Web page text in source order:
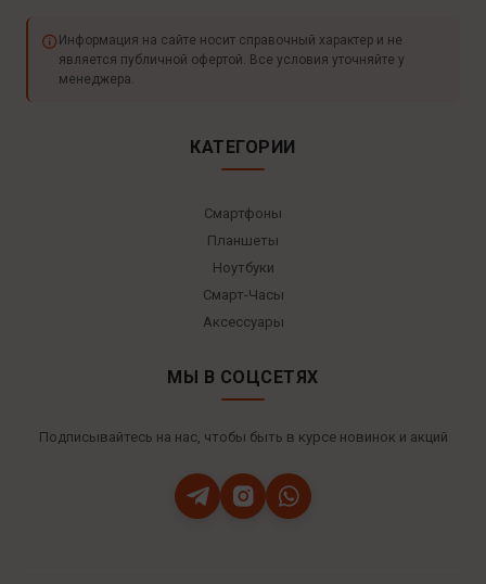
Информация на сайте носит справочный характер и не
является публичной офертой. Все условия уточняйте у
менеджера.
КАТЕГОРИИ
Смартфоны
Планшеты
Ноутбуки
Смарт-Часы
Аксессуары
МЫ В СОЦСЕТЯХ
Подписывайтесь на нас, чтобы быть в курсе новинок и акций